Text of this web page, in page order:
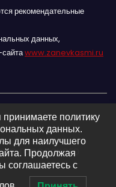
рекомендательные
данных,
www.zanevkasmi.ru
городского
политику
данных.
для наилучшего
Продолжая
соглашаетесь с